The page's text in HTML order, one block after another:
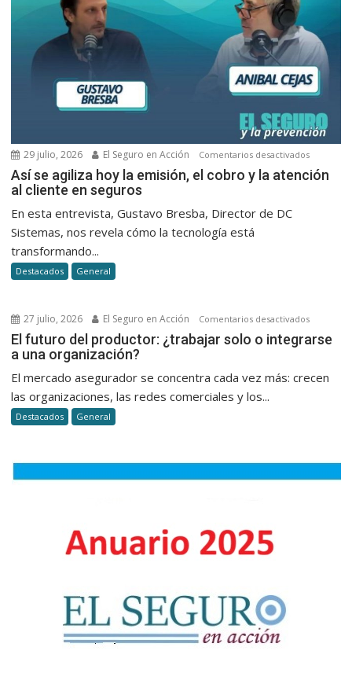
29 julio, 2026 El Seguro en Acción Comentarios desactivadosen
Así
la
atención
cliente
Así se agiliza hoy la emisión, el cobro y la atención
al cliente en seguros
En esta entrevista, Gustavo Bresba, Director de DC
Sistemas, nos revela cómo la tecnología está
transformando...
Destacados General
27 julio, 2026 El Seguro en Acción Comentarios desactivadosen
El
El futuro del productor: ¿trabajar solo o integrarse
a una organización?
El mercado asegurador se concentra cada vez más: crecen
las organizaciones, las redes comerciales y los...
Destacados General